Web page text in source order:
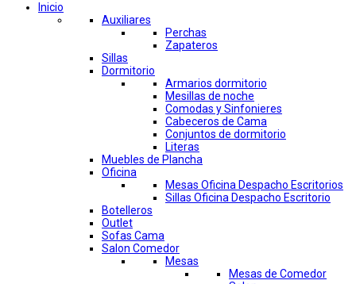
Inicio
Auxiliares
Perchas
Zapateros
Sillas
Dormitorio
Armarios dormitorio
Mesillas de noche
Comodas y Sinfonieres
Cabeceros de Cama
Conjuntos de dormitorio
Literas
Muebles de Plancha
Oficina
Mesas Oficina Despacho Escritorios
Sillas Oficina Despacho Escritorio
Botelleros
Outlet
Sofas Cama
Salon Comedor
Mesas
Mesas de Comedor